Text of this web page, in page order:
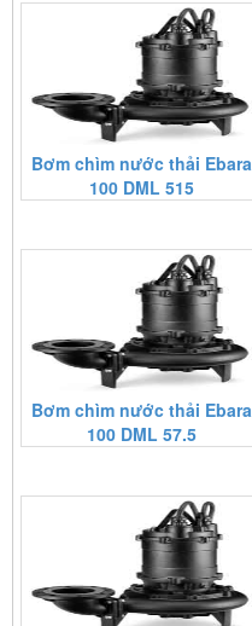
Bơm chìm nước thải Ebara
100 DML 515
Bơm chìm nước thải Ebara
100 DML 57.5